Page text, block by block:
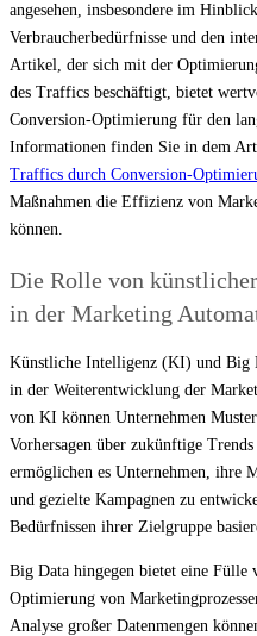
angesehen, insbesondere im
Verbraucherbedürfnisse und den
Artikel, der sich mit der
des Traffics beschäftigt, bietet
Conversion-Optimierung für den
Informationen finden Sie in dem
Traffics durch Conversion-
Maßnahmen die Effizienz von
können.
Die Rolle von
in der Marketing
Künstliche Intelligenz (KI) und Big
in der Weiterentwicklung der
von KI können Unternehmen
Vorhersagen über zukünftige
ermöglichen es Unternehmen, ihre
und gezielte Kampagnen zu
Bedürfnissen ihrer Zielgruppe
Big Data hingegen bietet eine
Optimierung von
Analyse großer Datenmengen